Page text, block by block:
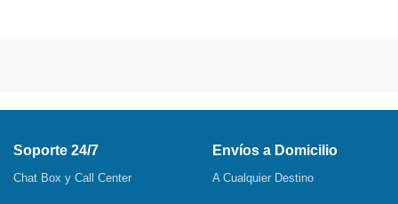
Soporte 24/7
Chat Box y Call Center
Envíos a Domicilio
A Cualquier Destino